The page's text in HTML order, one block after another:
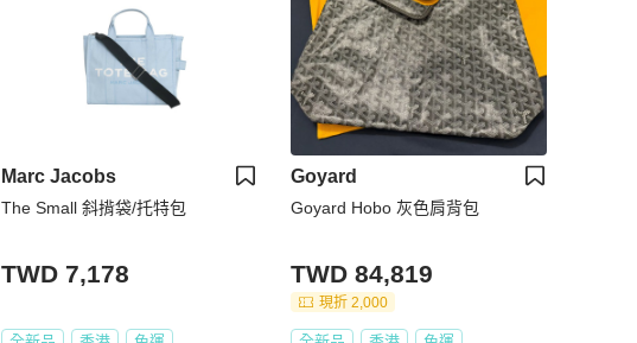
Marc Jacobs
The Small 斜揹袋/托特包
TWD 7,178
Goyard
Goyard Hobo 灰色肩背包
TWD 84,819
現折 2,000